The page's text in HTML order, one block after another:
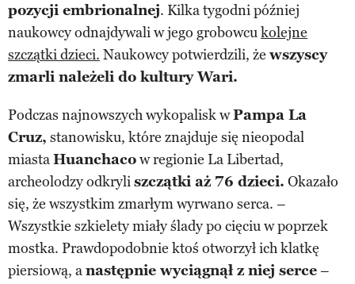
pozycji embrionalnej. Kilka tygodni później
naukowcy odnajdywali w jego grobowcukolejne
szczątki dzieci. Naukowcy potwierdzili, że wszyscy
zmarli należeli do kultury Wari.
Podczas najnowszych wykopalisk wPampa La
Cruz, stanowisku, które znajduje się nieopodal
miastaHuanchacow regionie La Libertad,
archeolodzy odkryliszczątki aż 76 dzieci. Okazało
się, że wszystkim zmarłym wyrwano serca. –
Wszystkie szkielety miały ślady po cięciu w poprzek
mostka. Prawdopodobnie ktoś otworzył ich klatkę
piersiową, anastępnie wyciągnął z niej serce–